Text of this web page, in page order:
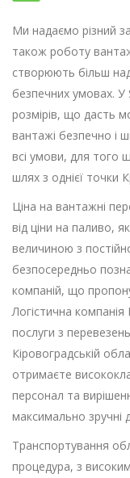
Ми надаємо різний
також роботу
створюють більш
безпечних умовах. У
розмірів, що дасть
вантажі безпечно і
всі умови, для того
шлях з однієї точки
Ціна на вантажні
від ціни на паливо,
величиною з
безпосередньо
компаній, що
Логістична
послуги з
Кіровоградській
отримаєте
персонал та
максимально зручні
Транспортування
процедура, з